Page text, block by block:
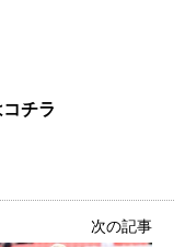
チラ
次の記事